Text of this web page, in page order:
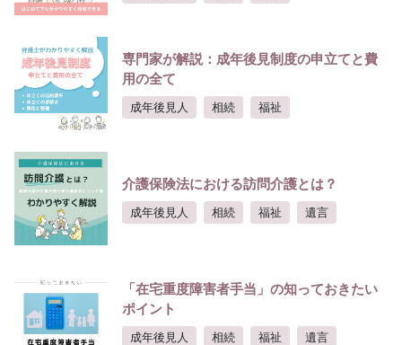
専門家が解説：成年後見制度の申立てと費
用の全て
成年後見人 相続 福祉
介護保険法における訪問介護とは？
成年後見人 相続 福祉 遺言
「在宅重度障害者手当」の知っておきたい
ポイント
成年後見人 相続 福祉 遺言